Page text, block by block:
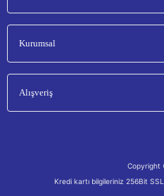
Kurumsal
Alışveriş
Copyright
Kredi kartı bilgileriniz 256Bit